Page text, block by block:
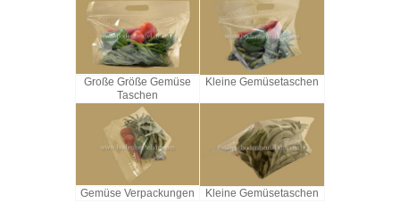
Große Größe Gemüse
Taschen
Kleine Gemüsetaschen
Gemüse Verpackungen Kleine Gemüsetaschen